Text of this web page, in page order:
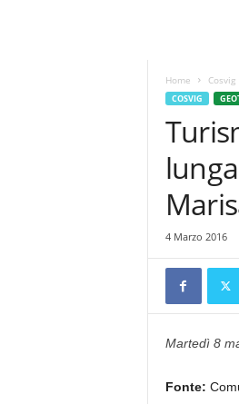
Home Cosvig
COSVIG
4 Marzo 2016
Martedì 8
Fonte: